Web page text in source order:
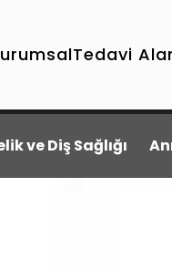
Tedavi
ve Diş Sağlığı